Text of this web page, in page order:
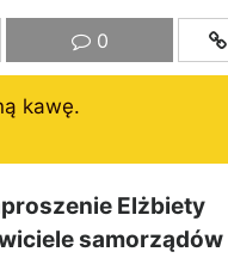
0
kawę.
Elżbiety
samorządów